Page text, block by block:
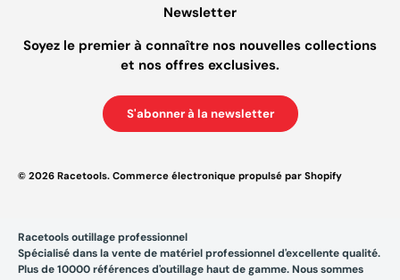
Newsletter
Soyez le premier à connaître nos nouvelles collections
et nos offres exclusives.
S'abonner à la newsletter
© 2026 Racetools. Commerce électronique propulsé par Shopify
Racetools outillage professionnel
Spécialisé dans la vente de matériel professionnel d'excellente qualité.
Plus de 10000 références d'outillage haut de gamme. Nous sommes